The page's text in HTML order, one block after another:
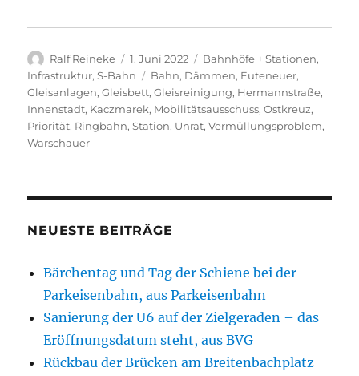
Autor
Ralf Reineke
Veröffentlicht
am
1. Juni 2022 Kategorien
Bahnhöfe + Stationen,
Infrastruktur,S-Bahn Schlagwörter
Bahn, Dämmen, Euteneuer,
Gleisanlagen,Gleisbett,Gleisreinigung, Hermannstraße,
Innenstadt, Kaczmarek, Mobilitätsausschuss,Ostkreuz,
Priorität, Ringbahn,Station, Unrat,Vermüllungsproblem,
Warschauer
NEUESTE BEITRÄGE
Bärchentag und Tag der Schiene bei der
Parkeisenbahn, aus Parkeisenbahn
Sanierung der U6 auf der Zielgeraden – das
Eröffnungsdatum steht, aus BVG
Rückbau der Brücken am Breitenbachplatz